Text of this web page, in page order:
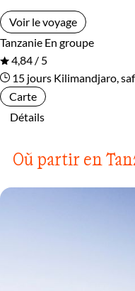
Voir le voyage
Tanzanie En groupe
4,84 / 5
15 jours Kilimandjaro,
Carte
Détails
Où partir en